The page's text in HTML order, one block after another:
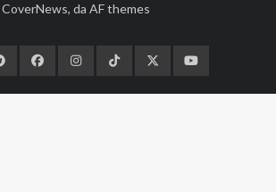
CoverNews, da AF themes